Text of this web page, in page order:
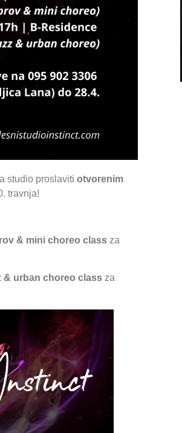
studio proslaviti otvorenim
travnja!
& mini choreo class za
& urban choreo class za